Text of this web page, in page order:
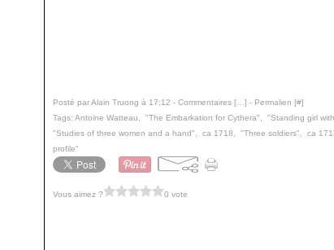
Posté par Alain Truong à 17:12 - Commentaires [ ] - Permalien [#]
Tags: Antoine Watteau "The Embarkation for Cythera" "Standing girl
"Studies of three women and a hand"
ca 1718 "Three soldiers" ca
profile"
Vous aimez ? 0 vote